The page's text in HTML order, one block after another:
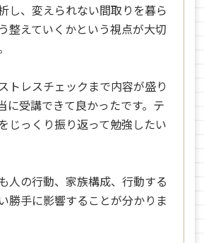
し、変えられない間取りを暮ら
整えていくかという視点が大切
トレスチェックまで内容が盛り
に受講できて良かったです。テ
じっくり振り返って勉強したい
人の行動、家族構成、行動する
勝手に影響することが分かりま